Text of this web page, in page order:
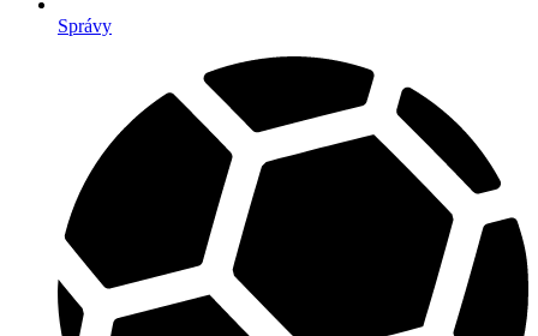
Správy